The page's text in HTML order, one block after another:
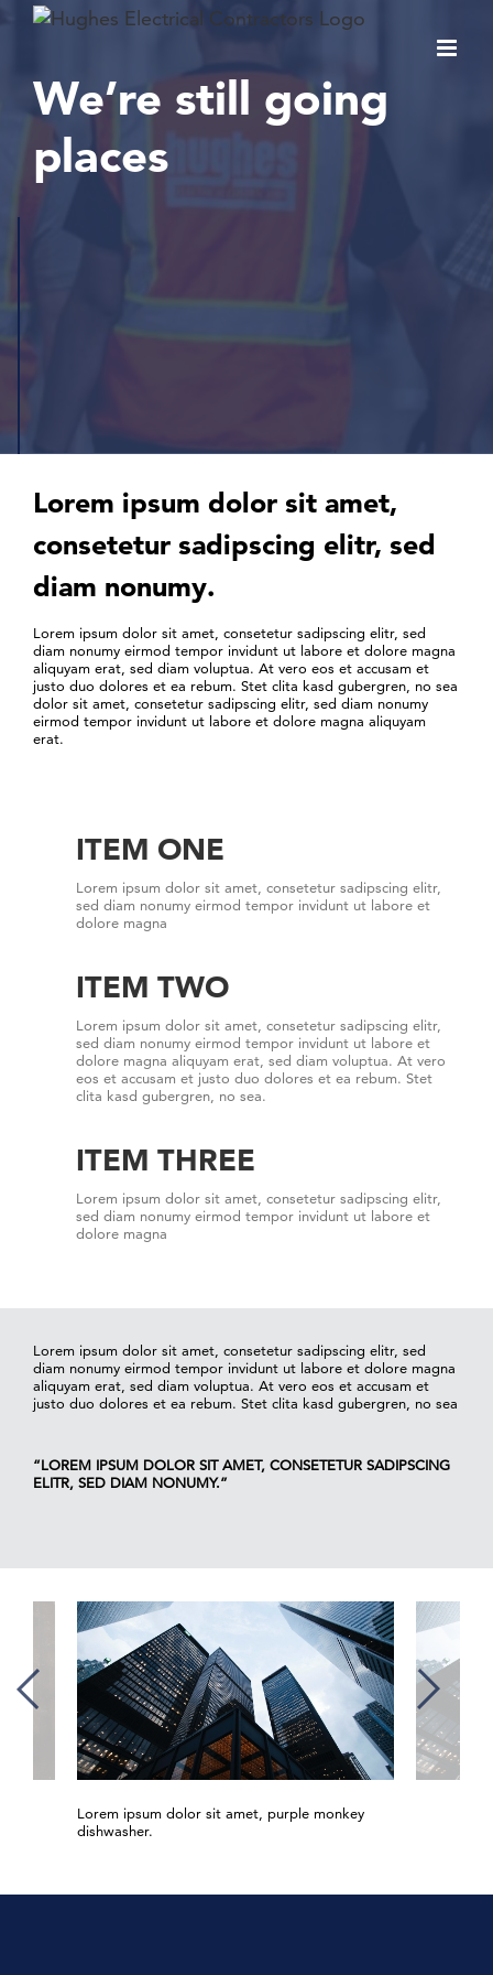
Skip
We’re still going
places
Lorem ipsum dolor sit amet,
consetetur sadipscing elitr, sed
diam nonumy.
Lorem ipsum dolor sit amet, consetetur sadipscing elitr, sed
diam nonumy eirmod tempor invidunt ut labore et dolore magna
aliquyam erat, sed diam voluptua. At vero eos et accusam et
justo duo dolores et ea rebum. Stet clita kasd gubergren, no sea
dolor sit amet, consetetur sadipscing elitr, sed diam nonumy
eirmod tempor invidunt ut labore et dolore magna aliquyam
erat.
ITEM ONE
Lorem ipsum dolor sit amet, consetetur sadipscing elitr,
sed diam nonumy eirmod tempor invidunt ut labore et
dolore magna
ITEM TWO
Lorem ipsum dolor sit amet, consetetur sadipscing elitr,
sed diam nonumy eirmod tempor invidunt ut labore et
dolore magna aliquyam erat, sed diam voluptua. At vero
eos et accusam et justo duo dolores et ea rebum. Stet
clita kasd gubergren, no sea.
ITEM THREE
Lorem ipsum dolor sit amet, consetetur sadipscing elitr,
sed diam nonumy eirmod tempor invidunt ut labore et
dolore magna
Lorem ipsum dolor sit amet, consetetur sadipscing elitr, sed
diam nonumy eirmod tempor invidunt ut labore et dolore magna
aliquyam erat, sed diam voluptua. At vero eos et accusam et
justo duo dolores et ea rebum. Stet clita kasd gubergren, no sea
“LOREM IPSUM DOLOR SIT AMET, CONSETETUR SADIPSCING
ELITR, SED DIAM NONUMY.”
Lorem ipsum dolor sit amet, purple monkey
dishwasher.